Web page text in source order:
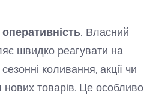
оперативність. Власний
швидко реагувати на
коливання, акції чи
товарів. Це особливо